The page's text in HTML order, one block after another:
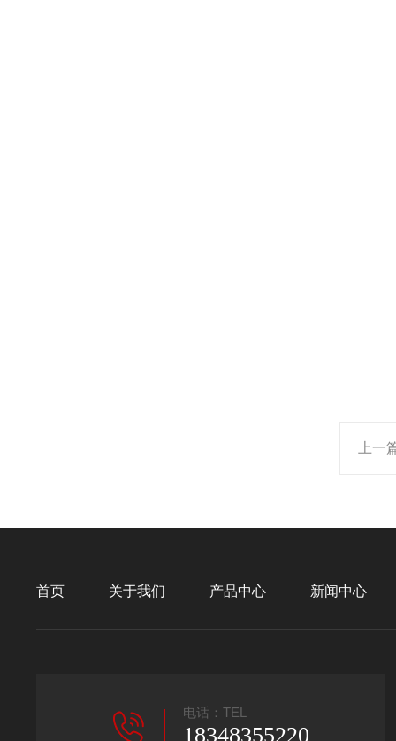
上一
首页 关于我们 产品中心 新闻中心
电话：TEL
18348355220